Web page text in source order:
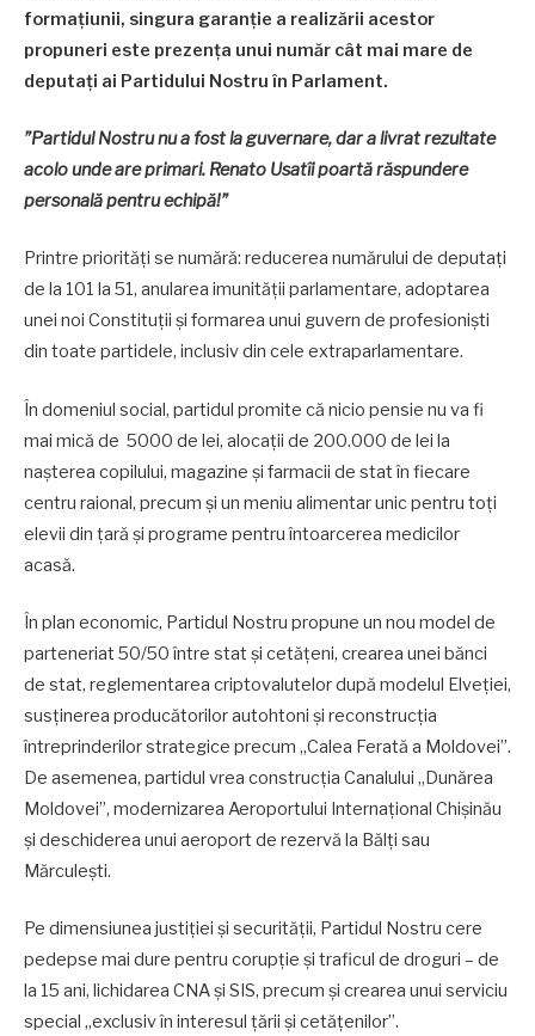
formațiunii, singura garanție a realizării acestor
propuneri este prezența unui număr cât mai mare de
deputați ai Partidului Nostru în Parlament.
”Partidul Nostru nu a fost la guvernare, dar a livrat rezultate
acolo unde are primari. Renato Usatîi poartă răspundere
personală pentru echipă!”
Printre priorități se numără: reducerea numărului de deputați
de la 101 la 51, anularea imunității parlamentare, adoptarea
unei noi Constituții și formarea unui guvern de profesioniști
din toate partidele, inclusiv din cele extraparlamentare.
În domeniul social, partidul promite că nicio pensie nu va fi
mai mică de 5000 de lei, alocații de 200.000 de lei la
nașterea copilului, magazine și farmacii de stat în fiecare
centru raional, precum și un meniu alimentar unic pentru toți
elevii din țară și programe pentru întoarcerea medicilor
acasă.
În plan economic, Partidul Nostru propune un nou model de
parteneriat 50/50 între stat și cetățeni, crearea unei bănci
de stat, reglementarea criptovalutelor după modelul Elveției,
susținerea producătorilor autohtoni și reconstrucția
întreprinderilor strategice precum „Calea Ferată a Moldovei”.
De asemenea, partidul vrea construcția Canalului „Dunărea
Moldovei”, modernizarea Aeroportului Internațional Chișinău
și deschiderea unui aeroport de rezervă la Bălți sau
Mărculești.
Pe dimensiunea justiției și securității, Partidul Nostru cere
pedepse mai dure pentru corupție și traficul de droguri – de
la 15 ani, lichidarea CNA și SIS, precum și crearea unui serviciu
special „exclusiv în interesul țării și cetățenilor”.